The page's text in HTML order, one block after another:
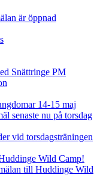
är öppnad
Snättringe PM
14-15 maj
senaste nu på torsdag
vid torsdagsträningen
Wild Camp!
till Huddinge Wild